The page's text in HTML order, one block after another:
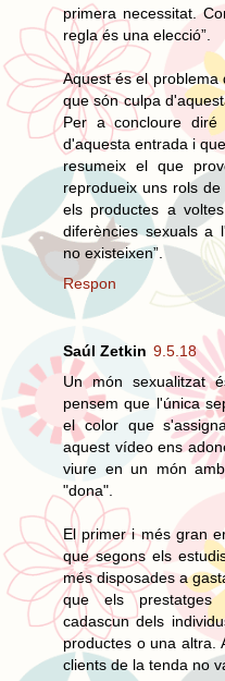
primera necessitat.
regla és una elecció”.
Aquest és el problema
que són culpa
Per a concloure
d'aquesta entrada i
resumeix el que
reprodueix uns rols
els productes a
diferències sexuals a
no existeixen”.
Respon
Saúl Zetkin 9.5.18
Un món sexualitzat
pensem que l'única
el color que
aquest vídeo ens
viure en un món
"dona".
El primer i més gran
que segons els
més disposades a
que els prestatges
cadascun dels
productes o una altra.
clients de la tenda no